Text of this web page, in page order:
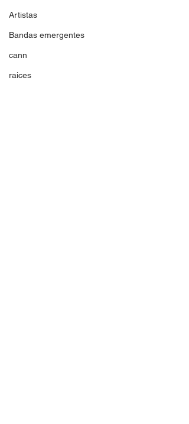
Artistas
Bandas emergentes
cann
raices